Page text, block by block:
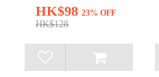
HK$98 23% OFF
HK$128